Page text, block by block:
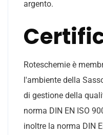
argento.
Roteschemie è
l'ambiente della
di gestione della
norma DIN EN ISO
inoltre la norma DIN